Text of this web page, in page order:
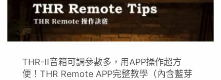
THR-II音箱可調參數多，用APP操作超方
便！THR Remote APP完整教學（內含藍芽